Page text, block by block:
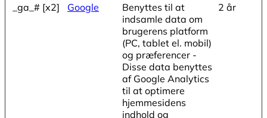
_ga_# [x2] Google
Benyttes til at
indsamle data om
brugerens platform
(PC, tablet el. mobil)
og præferencer -
Disse data benyttes
af Google Analytics
til at optimere
hjemmesidens
indhold og
2 år